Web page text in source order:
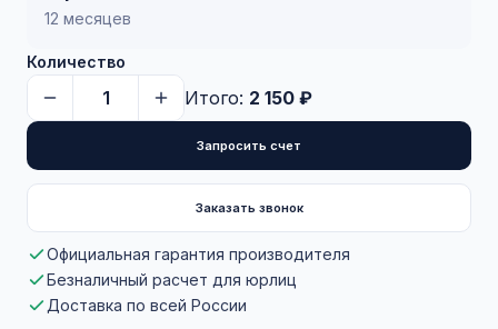
12 месяцев
Количество
Итого: 2 150 ₽
Запросить счет
Заказать звонок
Официальная гарантия производителя
Безналичный расчет для юрлиц
Доставка по всей России